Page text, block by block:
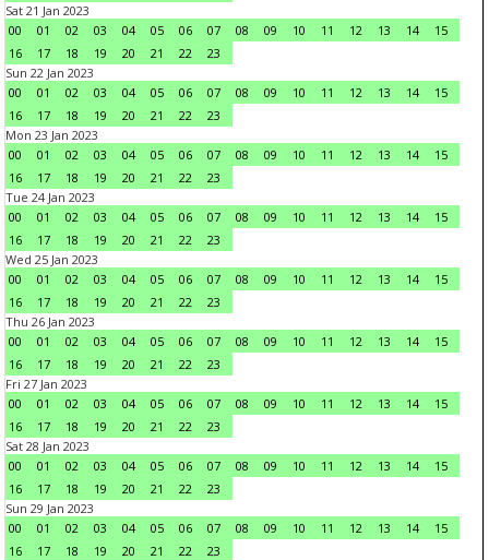
Sat 21 Jan 2023
00
01 02 03 04 05 06 07 08 09 10 11 12 13 14
15
16
17 18 19 20 21 22
23
Sun 22 Jan 2023
00
01 02 03 04 05 06 07 08 09 10 11 12 13 14
15
16
17 18 19 20 21 22
23
Mon 23 Jan 2023
00
01 02 03 04 05 06 07 08 09 10 11 12 13 14
15
16
17 18 19 20 21 22
23
Tue 24 Jan 2023
00
01 02 03 04 05 06 07 08 09 10 11 12 13 14
15
16
17 18 19 20 21 22
23
Wed 25 Jan 2023
00
01 02 03 04 05 06 07 08 09 10 11 12 13 14
15
16
17 18 19 20 21 22
23
Thu 26 Jan 2023
00
01 02 03 04 05 06 07 08 09 10 11 12 13 14
15
16
17 18 19 20 21 22
23
Fri 27 Jan 2023
00
01 02 03 04 05 06 07 08 09 10 11 12 13 14
15
16
17 18 19 20 21 22
23
Sat 28 Jan 2023
00
01 02 03 04 05 06 07 08 09 10 11 12 13 14
15
16
17 18 19 20 21 22
23
Sun 29 Jan 2023
00
01 02 03 04 05 06 07 08 09 10 11 12 13 14
15
16
17 18 19 20 21 22
23